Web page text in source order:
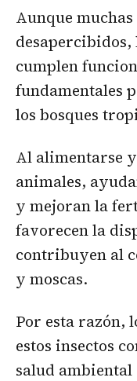
Aunque muchas
desapercibidos,
cumplen
fundamentales
los bosques
Al alimentarse
animales,
y mejoran la
favorecen la
contribuyen al
y moscas.
Por esta razón,
estos insectos
salud ambiental